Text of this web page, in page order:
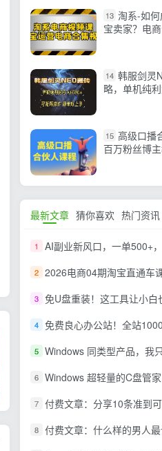
13 淘系-如
宝卖家？电
14 韩服剑灵
略，单机纯
15 高级口播
百万粉丝博
最新文章 猜你喜欢 热门资讯
1 AI副业新风口，一单500+，全程派单
2 2026电商04期淘宝直通车课｜关键词爆打矩阵，多计划低出价
3 免U盘重装！这工具让小白也可快速重装 Windows，支持无人值守配
4 免费良心办公站！全站100000+海量PPT素材免费下载，每日更新，分
5 Windows 同类型产品，我只想吹爆它！把听歌变成了一场沉浸式视听现场
6 Windows 超轻量的C盘管家！超级有特点，支持磁盘分析及清理提醒，
7 付费文章：分享10条准到可怕的识人术术
8 付费文章：什么样的男人最让